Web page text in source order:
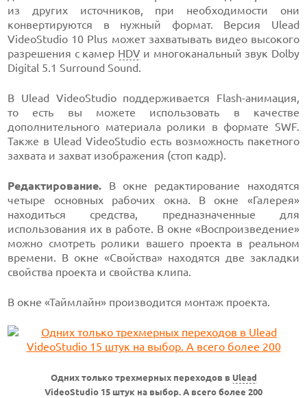
из других источников, при необходимости они
конвертируются в нужный формат. Версия Ulead
VideoStudio 10 Plus может захватывать видео высокого
разрешения с камер HDVи многоканальный звук Dolby
Digital 5.1 Surround Sound.
В Ulead VideoStudio поддерживается Flash-анимация,
то есть вы можете использовать в качестве
дополнительного материала ролики в формате SWF.
Также в Ulead VideoStudio есть возможность пакетного
захвата и захват изображения (стоп кадр).
Редактирование. В окне редактирование находятся
четыре основных рабочих окна. В окне «Галерея»
находиться средства, предназначенные для
использования их в работе. В окне «Воспроизведение»
можно смотреть ролики вашего проекта в реальном
времени. В окне «Свойства» находятся две закладки
свойства проекта и свойства клипа.
В окне «Таймлайн» производится монтаж проекта.
Одних только трехмерных переходов в Ulead
VideoStudio 15 штук на выбор. А всего более 200